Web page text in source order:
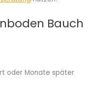
Bauch
oder Monate später